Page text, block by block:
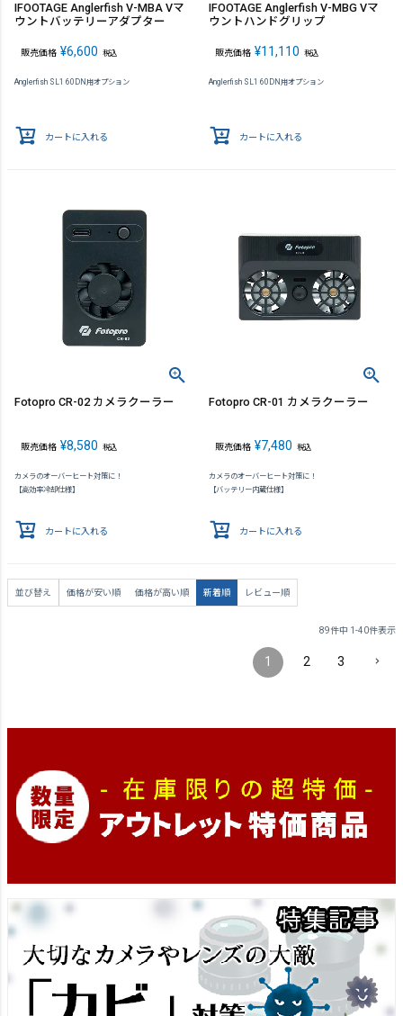
IFOOTAGE Anglerfish V-MBA Vマ
ウントバッテリーアダプター
販売価格 ¥6,600 税込
Anglerfish SL1 60DN用オプション
カートに入れる
IFOOTAGE Anglerfish V-MBG Vマ
ウントハンドグリップ
販売価格 ¥11,110 税込
Anglerfish SL1 60DN用オプション
カートに入れる
Fotopro CR-02 カメラクーラー
販売価格 ¥8,580 税込
カメラのオーバーヒート対策に！
【高効率冷却仕様】
カートに入れる
Fotopro CR-01 カメラクーラー
販売価格 ¥7,480 税込
カメラのオーバーヒート対策に！
【バッテリー内蔵仕様】
カートに入れる
並び替え 価格が安い順 価格が高い順 新着順 レビュー順
89件中 1 -40件表示
1 2 3